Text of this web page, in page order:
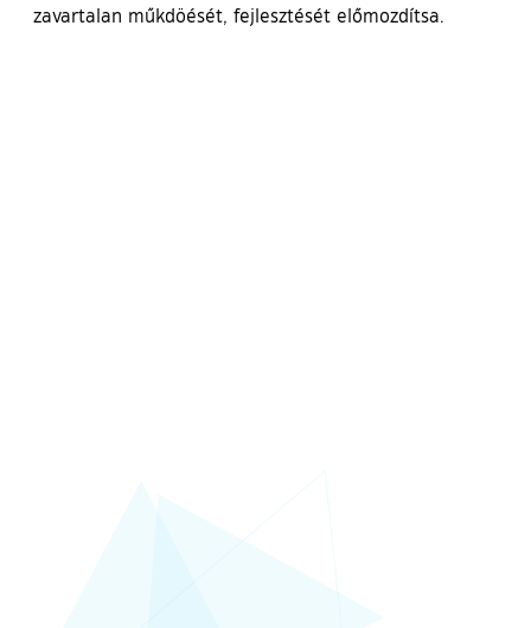
zavartalan műkdöését, fejlesztését előmozdítsa.